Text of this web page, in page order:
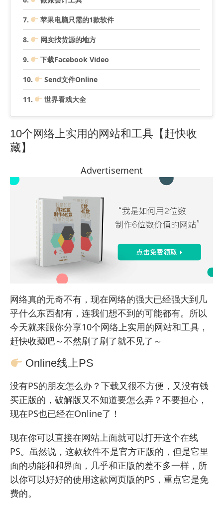
苹果电脑只需的1款软件
网卖找货源的地方
下载Facebook Video
Send文件Online
世界看戏大全
10个网络上实用的网站和工具【赶快收
藏】
Advertisement
网络真的无奇不有，现在网络的强大已经强大到几
乎什么东西都有，连我们想不到的可能都有。所以
今天就来跟你分享10个网络上实用的网站和工具，
赶快收藏吧～不然刷了刷了就不见了～
Online线上PS
没有PS的朋友怎么办？下载又很不方便，又没有钱
买正版的，破解版又不知道要怎么弄？不要担心，
现在PS也已经在Online了！
现在你可以直接在网站上面就可以打开这个在线
PS。虽然说，这款软件不是官方正版的，但是它里
面的功能和和界面，几乎和正版的差不多一样，所
以你可以好好的使用这款网页版的PS，重点它是免
费的。